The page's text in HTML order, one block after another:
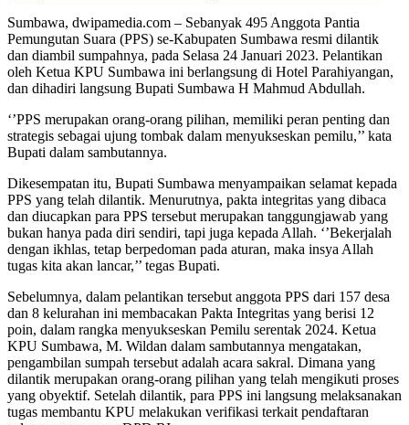
Sumbawa, dwipamedia.com – Sebanyak 495 Anggota Pantia
Pemungutan Suara (PPS) se-Kabupaten Sumbawa resmi dilantik
dan diambil sumpahnya, pada Selasa 24 Januari 2023. Pelantikan
oleh Ketua KPU Sumbawa ini berlangsung di Hotel Parahiyangan,
dan dihadiri langsung Bupati Sumbawa H Mahmud Abdullah.
‘’PPS merupakan orang-orang pilihan, memiliki peran penting dan
strategis sebagai ujung tombak dalam menyukseskan pemilu,’’ kata
Bupati dalam sambutannya.
Dikesempatan itu, Bupati Sumbawa menyampaikan selamat kepada
PPS yang telah dilantik. Menurutnya, pakta integritas yang dibaca
dan diucapkan para PPS tersebut merupakan tanggungjawab yang
bukan hanya pada diri sendiri, tapi juga kepada Allah. ‘’Bekerjalah
dengan ikhlas, tetap berpedoman pada aturan, maka insya Allah
tugas kita akan lancar,’’ tegas Bupati.
Sebelumnya, dalam pelantikan tersebut anggota PPS dari 157 desa
dan 8 kelurahan ini membacakan Pakta Integritas yang berisi 12
poin, dalam rangka menyukseskan Pemilu serentak 2024. Ketua
KPU Sumbawa, M. Wildan dalam sambutannya mengatakan,
pengambilan sumpah tersebut adalah acara sakral. Dimana yang
dilantik merupakan orang-orang pilihan yang telah mengikuti proses
yang obyektif. Setelah dilantik, para PPS ini langsung melaksanakan
tugas membantu KPU melakukan verifikasi terkait pendaftaran